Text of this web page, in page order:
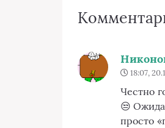
18:07,
Честно
😒
просто